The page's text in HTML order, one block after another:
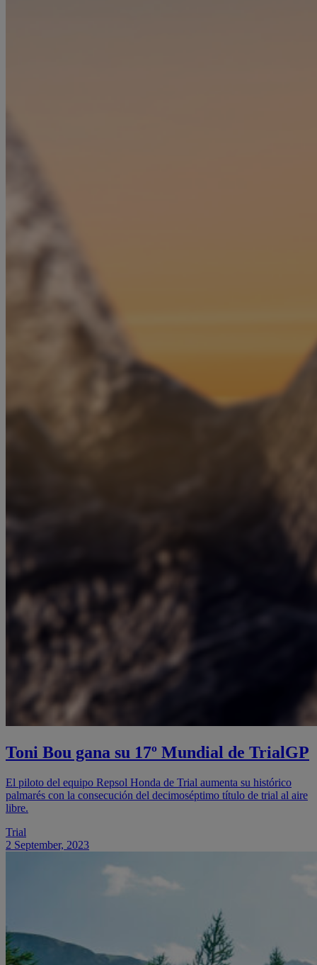
Toni Bou gana su 17º Mundial de TrialGP
El piloto del equipo Repsol Honda de Trial aumenta su histórico
palmarés con la consecución del decimoséptimo título de trial al aire
libre.
Trial
2 September, 2023